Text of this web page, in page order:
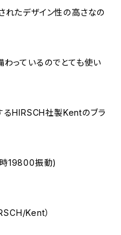
れたデザイン性の高さなの
っているのでとても使い
るHIRSCH社製Kentのブラ
時19800振動)
Kent）